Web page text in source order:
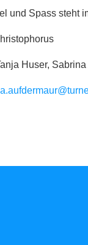
und Spass steht
Huser,